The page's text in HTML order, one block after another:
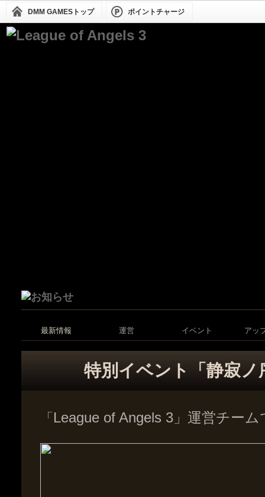
DMM GAMESトップ ポイントチャージ
最新情報 運営 イベント アッ
特別イベント「静寂ノ
「 League of Angels 3」運営チーム